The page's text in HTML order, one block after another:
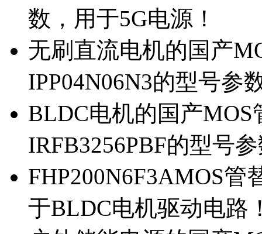
数，用于5G电源！
无刷直流电机的国产
IPP04N06N3的型号参
BLDC电机的国产MOS
IRFB3256PBF的型号
FHP200N6F3AMOS管
于BLDC电机驱动电路